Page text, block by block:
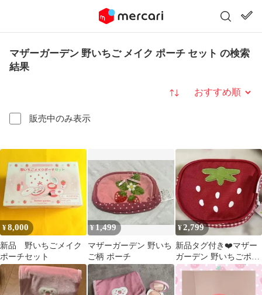
マザーガーデン 野いちご メイク ポーチ セット の検索
結果
販売中のみ表示
並び替え
¥8,000
新品 野いちごメイク
ポーチセット
¥1,499
マザーガーデン 野いち
ご柄 ポーチ
¥2,799
新品タグ付き❤️マザー
ガーデン 野いちごポー
チ 廃盤 レア